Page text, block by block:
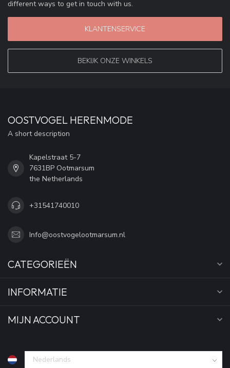
different ways to get in touch with us.
KLANTENSERVICE
BEKIJK ONZE WINKELS
OOSTVOGEL HERENMODE
A short description
Kapelstraat 5-7
7631BP Ootmarsum
the Netherlands
+31541740010
Info@oostvogelootmarsum.nl
CATEGORIEËN
INFORMATIE
MIJN ACCOUNT